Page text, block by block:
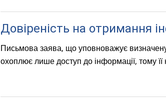
Довіреність на отримання
Письмова заява, що уповноважує
охоплює лише доступ до інформації, тому